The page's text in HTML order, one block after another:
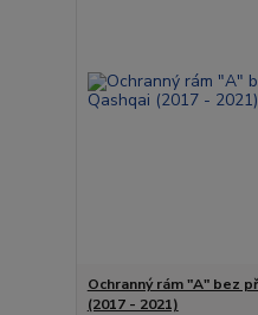
Ochranný rám "A" bez
(2017 - 2021)